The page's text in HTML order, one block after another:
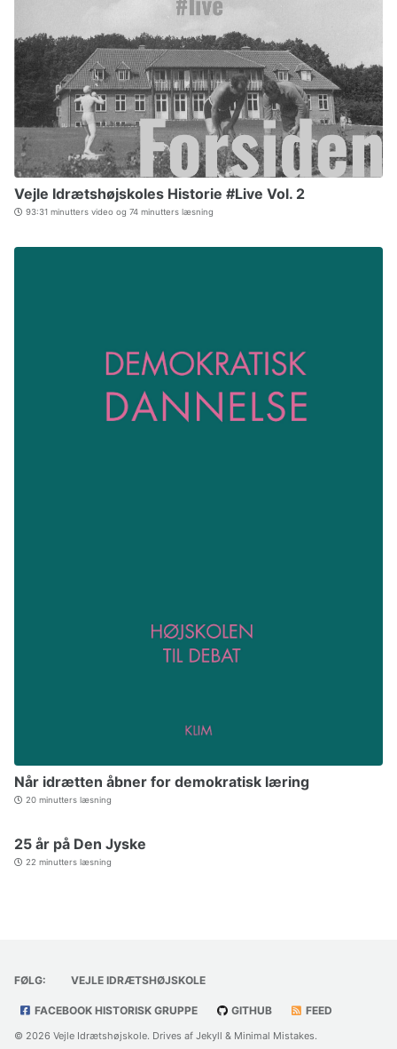
Vejle Idrætshøjskoles Historie #Live Vol. 2
93:31 minutters video og 74 minutters læsning
Når idrætten åbner for demokratisk læring
20 minutters læsning
25 år på Den Jyske
22 minutters læsning
FØLG: VEJLE IDRÆTSHØJSKOLE
FACEBOOK HISTORISK GRUPPE GITHUB FEED
© 2026 Vejle Idrætshøjskole. Drives af Jekyll & Minimal Mistakes.